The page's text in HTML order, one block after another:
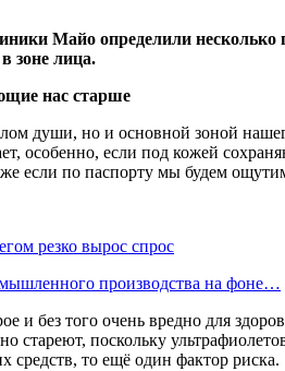
Майо определили
зоне лица.
души, но и основной зоной
особенно, если под кожей
если по паспорту мы будем
резко вырос спрос
производства на фоне…
и без того очень вредно для
стареют, поскольку
средств, то ещё один фактор риска.